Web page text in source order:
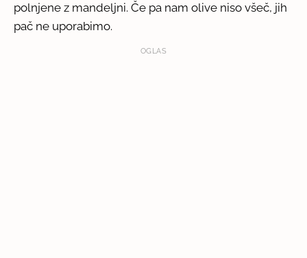
polnjene z mandeljni. Če pa nam olive niso všeč, jih
pač ne uporabimo.
OGLAS